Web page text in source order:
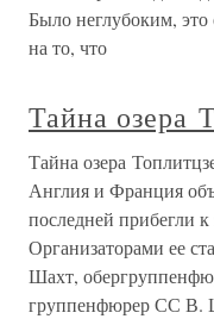
Было неглубоким, это
на то, что
Тайна озера
Тайна озера
Англия и Франция
последней прибегли
Организаторами ее
Шахт,
группенфюрер СС В.